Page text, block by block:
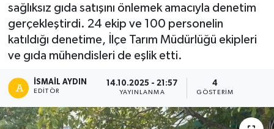
sağlıksız gıda satışını önlemek amacıyla denetim
gerçekleştirdi. 24 ekip ve 100 personelin
katıldığı denetime, İlçe Tarım Müdürlüğü ekipleri
ve gıda mühendisleri de eşlik etti.
İSMAIL AYDIN
EDITÖR
14.10.2025 - 21:57
YAYINLANMA
4
GÖSTERIM
RESMİ REKLAM